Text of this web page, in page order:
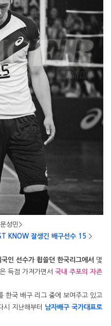
성민>
KNOW 잘생긴 배구선수 15 >
국인 선수가 휩쓸던 한국리그에서 몇
득점 가져가면서 국내 주포의 자존
한국 배구 리그 중에 보여주고 있고
시 지난해부터
남자배구 국가대표로